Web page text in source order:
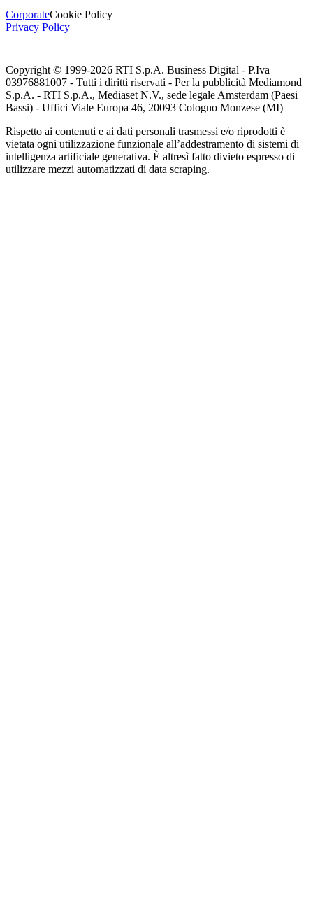
CorporateCookie Policy
Privacy Policy
Copyright © 1999-2026 RTI S.p.A. Business Digital - P.Iva
03976881007 - Tutti i diritti riservati - Per la pubblicità Mediamond
S.p.A. - RTI S.p.A., Mediaset N.V., sede legale Amsterdam (Paesi
Bassi) - Uffici Viale Europa 46, 20093 Cologno Monzese (MI)
Rispetto ai contenuti e ai dati personali trasmessi e/o riprodotti è
vietata ogni utilizzazione funzionale all’addestramento di sistemi di
intelligenza artificiale generativa. È altresì fatto divieto espresso di
utilizzare mezzi automatizzati di data scraping.